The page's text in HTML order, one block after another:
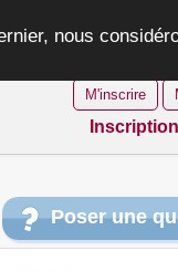
nous
M'inscrire
Poser une